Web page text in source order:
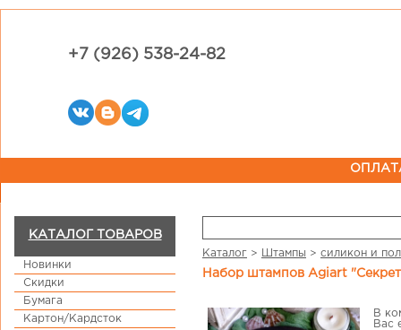
+7 (926) 538-24-82
КАТАЛОГ ТОВАРОВ
Новинки
Скидки
Бумага
Картон/Кардсток
Каталог > Штампы > силикон и
Набор штампов Agiart "Секрет
В
Вас